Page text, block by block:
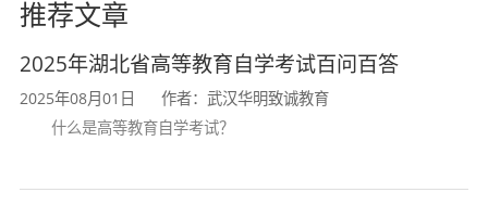
推荐文章
2025年湖北省高等教育自学考试百问百答
2025年08月01日
作者：武汉华明致诚教育
什么是高等教育自学考试？